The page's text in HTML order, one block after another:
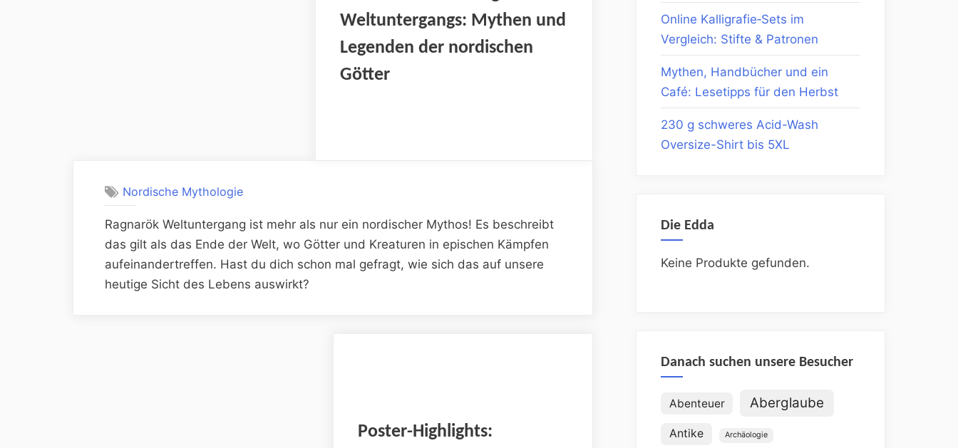
Weltuntergangs: Mythen und
Legenden der nordischen
Götter
Nordische Mythologie
Ragnarök Weltuntergang ist mehr als nur ein nordischer Mythos! Es beschreibt
das gilt als das Ende der Welt, wo Götter und Kreaturen in epischen Kämpfen
aufeinandertreffen. Hast du dich schon mal gefragt, wie sich das auf unsere
heutige Sicht des Lebens auswirkt?
Poster-Highlights:
Online Kalligrafie‑Sets im
Vergleich: Stifte & Patronen
Mythen, Handbücher und ein
Café: Lesetipps für den Herbst
230 g schweres Acid-Wash
Oversize-Shirt bis 5XL
Die Edda
Keine Produkte gefunden.
Danach suchen unsere Besucher
Abenteuer Aberglaube
Antike Archäologie